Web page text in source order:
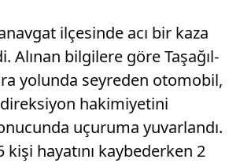
ilçesinde acı bir kaza
Alınan bilgilere göre Taşağıl-
yolunda seyreden otomobil,
hakimiyetini
uçuruma yuvarlandı.
kişi hayatını kaybederken 2